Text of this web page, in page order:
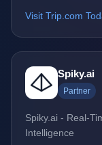
Visit Trip.com
Spiky.ai
Partner
Spiky.ai - Real-
Intelligence